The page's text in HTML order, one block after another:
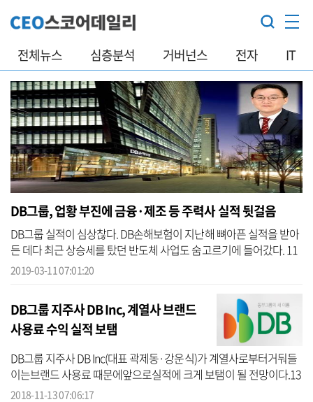
전체뉴스 심층분석 거버넌스 전자 IT
DB그룹, 업황 부진에 금융·제조 등 주력사 실적 뒷걸음
DB그룹 실적이 심상찮다. DB손해보험이 지난해 뼈아픈 실적을 받아
든 데다 최근 상승세를 탔던 반도체 사업도 숨고르기에 들어갔다. 11
일 재계에 따르면 DB그룹 상장사 4곳 중 주력으로 꼽힐 만한 DB손보
2019-03-11 07:01:20
DB그룹 지주사 DB Inc, 계열사 브랜드
사용료 수익 실적 보탬
DB그룹 지주사 DB Inc(대표 곽제동·강운식)가 계열사로부터거둬들
이는브랜드 사용료 때문에앞으로실적에 크게 보탬이 될 전망이다.13
일 재계에 따르면 DB Inc는 이달부터 DB그룹 계열사 21곳 가운데 DB
2018-11-13 07:06:17